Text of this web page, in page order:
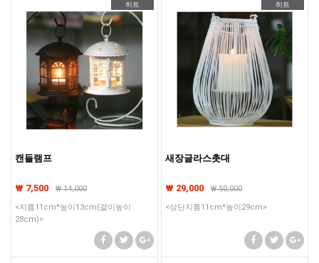
히트
캔들램프
₩ 7,500 ₩14,000
<지름11cm*높이13cm(걸이높이
28cm)>
히트
새장글라스촛대
₩ 29,000 ₩50,000
<상단지름11cm*높이29cm>